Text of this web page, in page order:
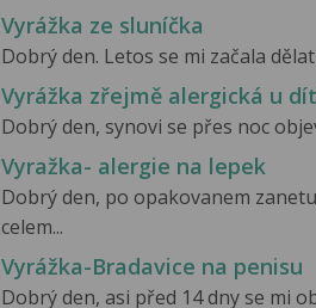
Vyrážka ze sluníčka
Dobrý den. Letos se mi začala
Vyrážka zřejmě alergická u
Dobrý den, synovi se přes noc
Vyražka- alergie na lepek
Dobrý den, po opakovanem
celem...
Vyrážka-Bradavice na penisu
Dobrý den, asi před 14 dny se mi